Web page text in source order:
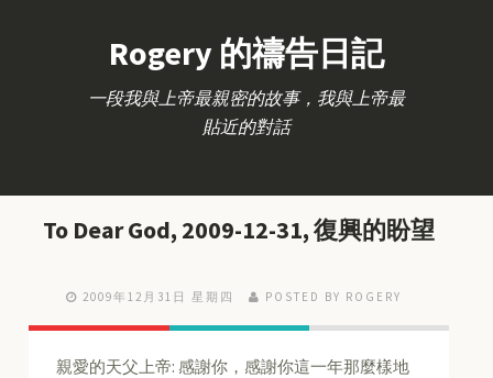
Rogery 的禱告日記
一段我與上帝最親密的故事，我與上帝最
貼近的對話
To Dear God, 2009-12-31, 復興的盼望
2009年12月31日 星期四 POSTED BY ROGERY
親愛的天父上帝: 感謝你，感謝你這一年那麼樣地